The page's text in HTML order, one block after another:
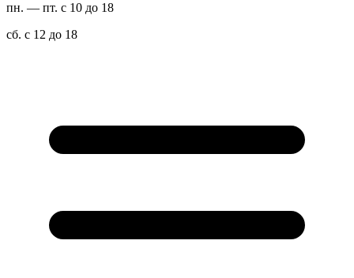
пн. — пт. с 10 до 18
сб. с 12 до 18